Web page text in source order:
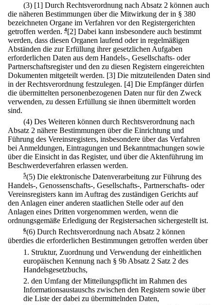
(3) [1] Durch Rechtsverordnung nach Absatz 2 können auch
die näheren Bestimmungen über die Mitwirkung der in § 380
bezeichneten Organe im Verfahren vor den Registergerichten
getroffen werden. 4[2] Dabei kann insbesondere auch bestimmt
werden, dass diesen Organen laufend oder in regelmäßigen
Abständen die zur Erfüllung ihrer gesetzlichen Aufgaben
erforderlichen Daten aus dem Handels-, Gesellschafts- oder
Partnerschaftsregister und den zu diesen Registern eingereichten
Dokumenten mitgeteilt werden. [3] Die mitzuteilenden Daten sind
in der Rechtsverordnung festzulegen. [4] Die Empfänger dürfen
die übermittelten personenbezogenen Daten nur für den Zweck
verwenden, zu dessen Erfüllung sie ihnen übermittelt worden
sind.
(4) Des Weiteren können durch Rechtsverordnung nach
Absatz 2 nähere Bestimmungen über die Einrichtung und
Führung des Vereinsregisters, insbesondere über das Verfahren
bei Anmeldungen, Eintragungen und Bekanntmachungen sowie
über die Einsicht in das Register, und über die Aktenführung im
Beschwerdeverfahren erlassen werden.
5(5) Die elektronische Datenverarbeitung zur Führung des
Handels-, Genossenschafts-, Gesellschafts-, Partnerschafts- oder
Vereinsregisters kann im Auftrag des zuständigen Gerichts auf
den Anlagen einer anderen staatlichen Stelle oder auf den
Anlagen eines Dritten vorgenommen werden, wenn die
ordnungsgemäße Erledigung der Registersachen sichergestellt ist.
6(6) Durch Rechtsverordnung nach Absatz 2 können
überdies die erforderlichen Bestimmungen getroffen werden über
1. Struktur, Zuordnung und Verwendung der einheitlichen
europäischen Kennung nach § 9b Absatz 2 Satz 2 des
Handelsgesetzbuchs,
2. den Umfang der Mitteilungspflicht im Rahmen des
Informationsaustauschs zwischen den Registern sowie über
die Liste der dabei zu übermittelnden Daten,